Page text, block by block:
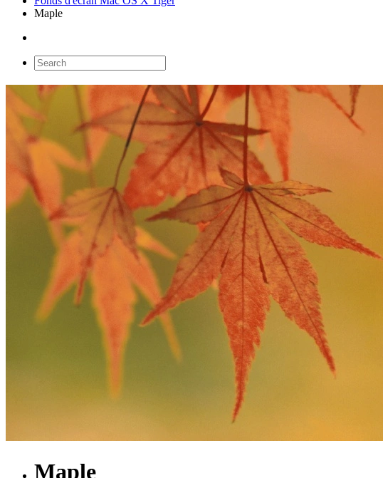
Maple
Maple